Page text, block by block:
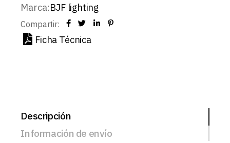
Marca:BJF lighting
Compartir:
Ficha Técnica
Descripción
Información de envío